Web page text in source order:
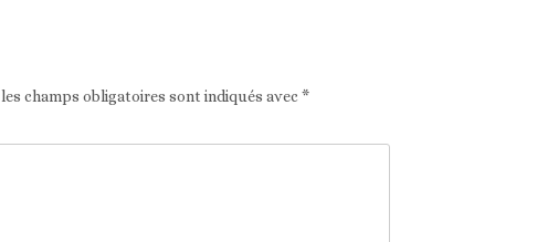
les champs obligatoires sont indiqués avec*